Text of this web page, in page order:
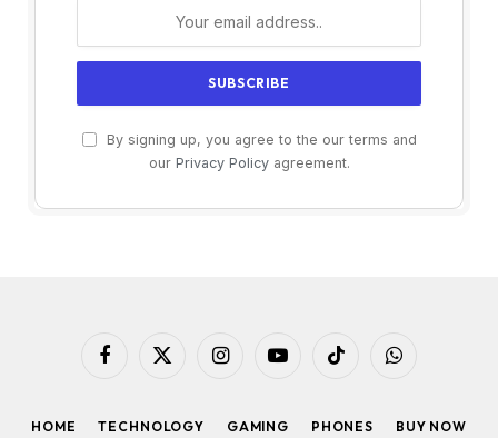
By signing up, you agree to the our terms and
our Privacy Policyagreement.
Facebook
X
InstagramYouTubeTikTok WhatsApp
HOME TECHNOLOGY GAMING PHONES BUY NOW